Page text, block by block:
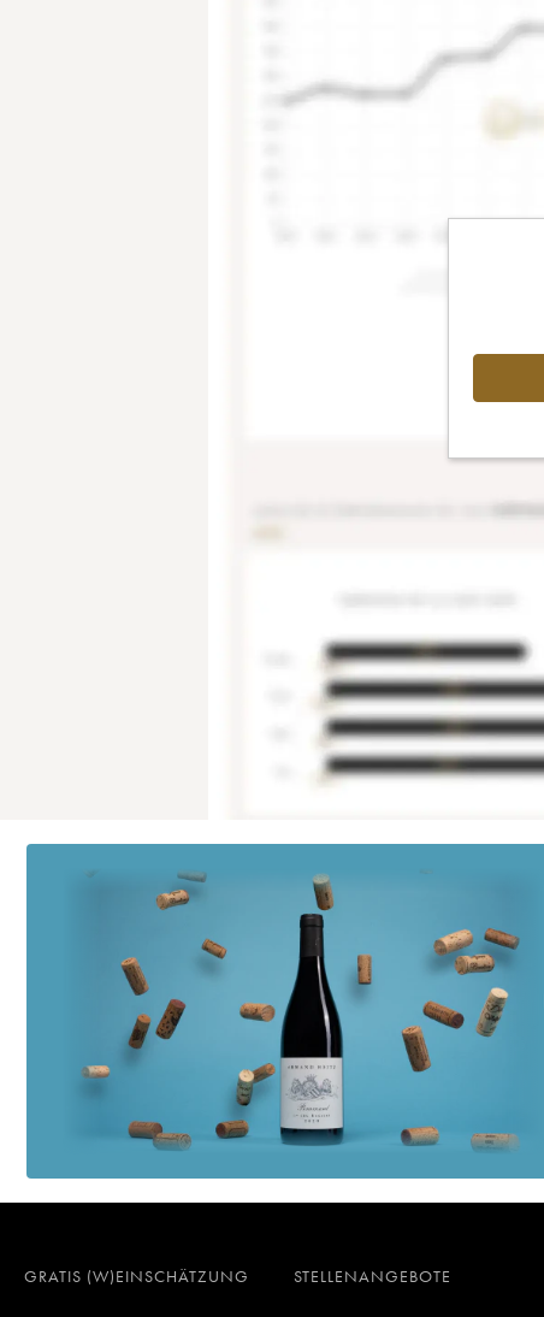
GRATIS (W)EINSCHÄTZUNG STELLENANGEBOTE